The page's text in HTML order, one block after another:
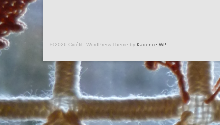
© 2026 Cidéfil - WordPress Theme by Kadence WP